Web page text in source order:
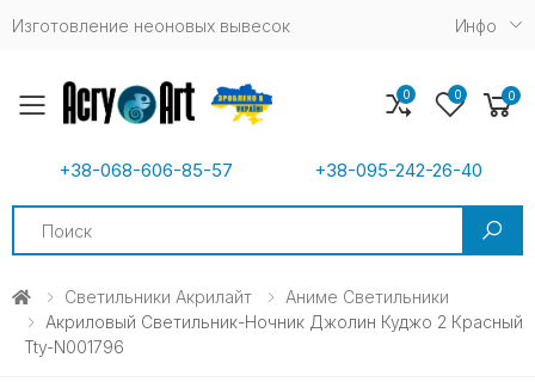
Изготовление неоновых вывесок Инфо
Toggle mobile menu
+38-068-606-85-57 +38-095-242-26-40
0 0 0
Светильники Акрилайт
Аниме Светильники
Акриловый Светильник-Ночник Джолин Куджо 2 Красный
Tty-N001796